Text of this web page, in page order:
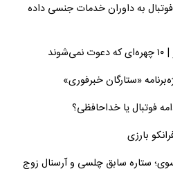
به داوران خدمات جنسی داده
«ستارگان خبرفوری»
فوتبال یا خداحافظی؟
بارزی
ستاره سابق چلسی و آرسنال زوج